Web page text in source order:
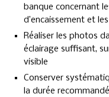
banque concernant
d’encaissement et
Réaliser les photos
éclairage suffisant,
visible
Conserver
la durée